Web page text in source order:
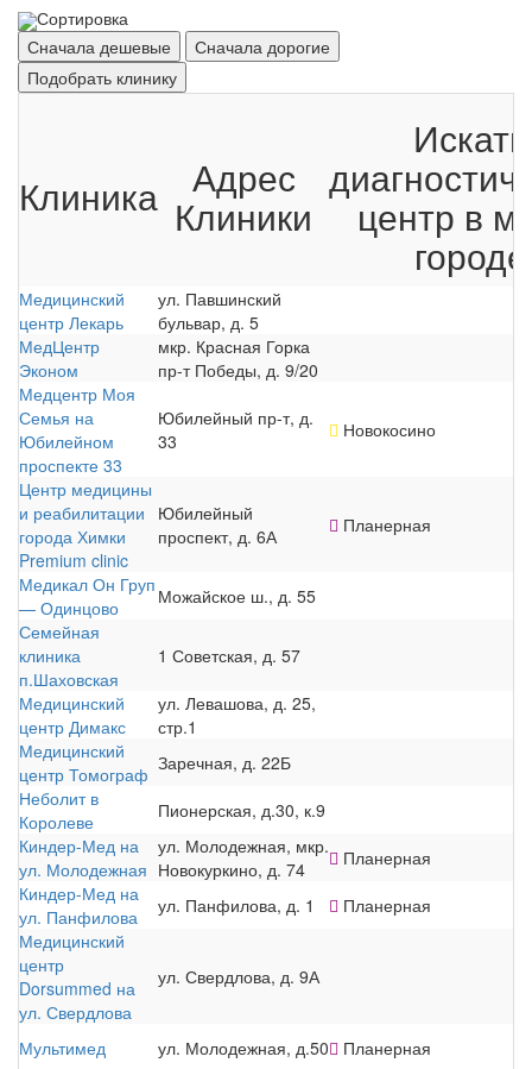
Сортировка
Сначала дешевые
Сначала дорогие
Подобрать клинику
Клиника Адрес
Клиники
Искать
центр в
городе
Медицинский
центр Лекарь
ул. Павшинский
бульвар, д. 5
МедЦентр
Эконом
мкр. Красная Горка
пр-т Победы, д. 9/20
Медцентр Моя
Семья на
Юбилейном
проспекте 33
Юбилейный пр-т, д.
33
Новокосино
Центр медицины
и реабилитации
города Химки
Premium clinic
Юбилейный
проспект, д. 6А
Планерная
Медикал Он Груп
— Одинцово
Можайское ш., д. 55
Семейная
клиника
п.Шаховская
1 Советская, д. 57
Медицинский
центр Димакс
ул. Левашова, д. 25,
стр.1
Медицинский
центр Томограф Заречная, д. 22Б
Неболит в
Королеве
Пионерская, д.30, к.9
Киндер-Мед на
ул. Молодежная
ул. Молодежная, мкр.
Новокуркино, д. 74
Планерная
Киндер-Мед на
ул. Панфилова
ул. Панфилова, д. 1
Планерная
Медицинский
центр
Dorsummed на
ул. Свердлова
ул. Свердлова, д. 9А
Мультимед ул. Молодежная, д.50
Планерная